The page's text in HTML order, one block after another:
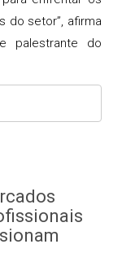
do setor”, afirma
palestrante do